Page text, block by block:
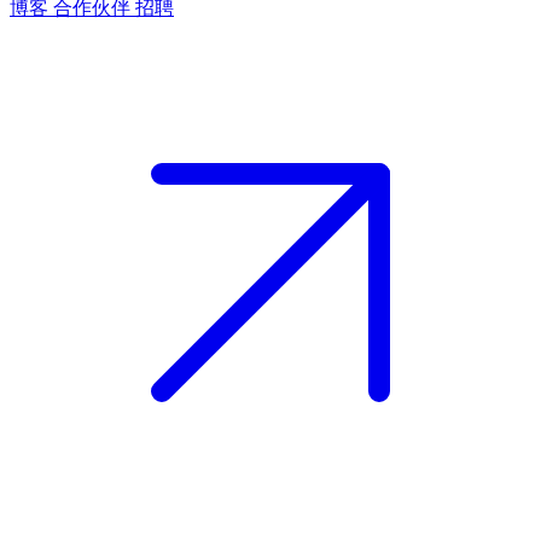
博客 合作伙伴 招聘